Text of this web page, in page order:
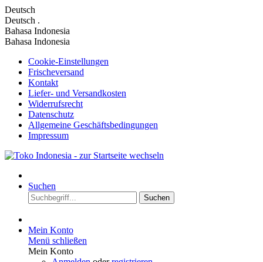
Deutsch
Deutsch .
Bahasa Indonesia
Bahasa Indonesia
Cookie-Einstellungen
Frischeversand
Kontakt
Liefer- und Versandkosten
Widerrufsrecht
Datenschutz
Allgemeine Geschäftsbedingungen
Impressum
Suchen
Suchen
Mein Konto
Menü schließen
Mein Konto